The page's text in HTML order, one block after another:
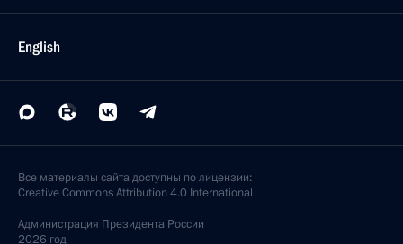
English
Все материалы сайта доступны по лицензии:
Creative Commons Attribution 4.0 International
Администрация Президента России
2026 год